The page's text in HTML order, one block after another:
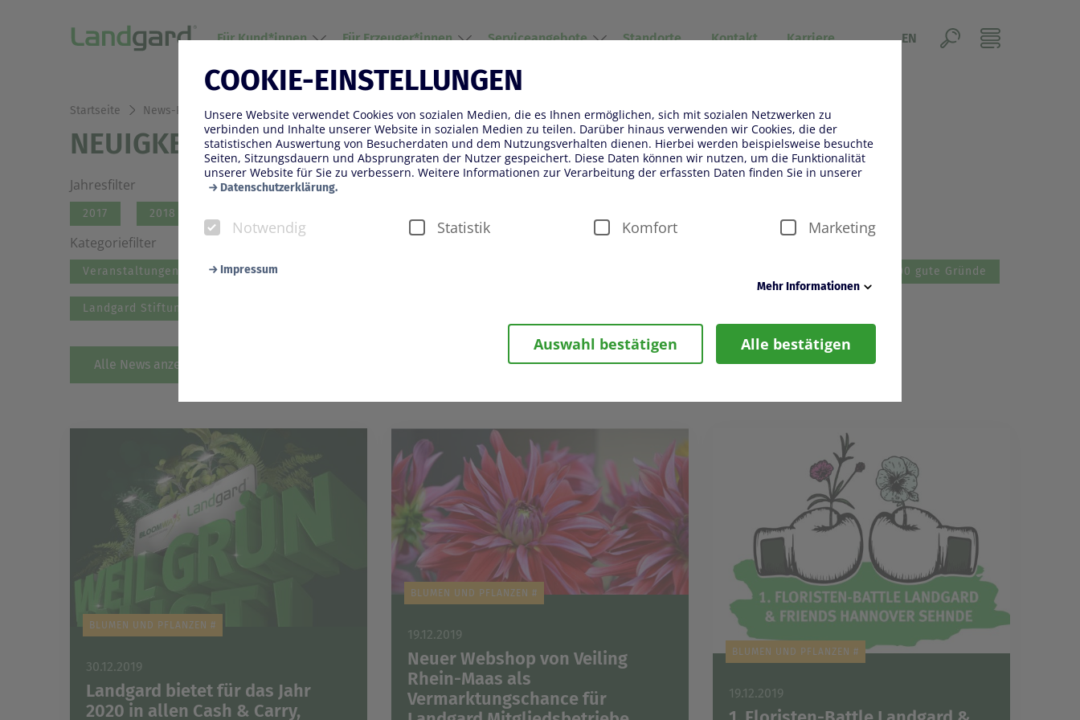
COOKIE-EINSTELLUNGEN
Unsere Website verwendet Cookies von sozialen Medien, die es Ihnen ermöglichen, sich mit sozialen Netzwerken zu
verbinden und Inhalte unserer Website in sozialen Medien zu teilen. Darüber hinaus verwenden wir Cookies, die der
statistischen Auswertung von Besucherdaten und dem Nutzungsverhalten dienen. Hierbei werden beispielsweise besuchte
Seiten, Sitzungsdauern und Absprungraten der Nutzer gespeichert. Diese Daten können wir nutzen, um die Funktionalität
unserer Website für Sie zu verbessern. Weitere Informationen zur Verarbeitung der erfassten Daten finden Sie in unserer
Datenschutzerklärung.
Notwendig Statistik Komfort Marketing
Impressum
Mehr Informationen
Diese Cookies werden zur Gewährleistung von Sicherheitsfunktionalitäten verwendet, die für den reibungslosen Betrieb der
Seite benötigt werden. Darunter fällt beispielsweise die Speicherung Ihrer Einstellung für das „eingeloggt bleiben“, damit
wir Ihnen bei einem erneuten Besuch der Seite eine schnellere Nutzung unserer Dienste ermöglichen können.
Wir erfassen in bestimmten zeitlichen Abständen anonymisierte Daten und Statistiken, um unsere Dienste und Angebote
bestimmter Inhalte auf unsere Seitenbesucher nachvollziehen zu können.
Komfort
Diese Cookies helfen uns, Ihnen die Bedienung unserer Seiten zu erleichtern. So können wir beispielsweise
Suchergebnisse, Suchbegriffe oder Webseiten-Einstellungen temporär speichern und Ihnen diese bei einem erneuten
Besuch der Seite schnell wieder zur Verfügung stellen.
Marketing
Wir verwenden Cookies für Personalisierung, um Ihnen Inhalte anzuzeigen, die relevanter für Sie sind. So können wir Ihnen
beispielweise Angebote präsentieren, die genau auf Ihr bisheriges Suchverhalten zugeschnitten sind.
Auswahl bestätigen Alle bestätigen
Für Kund*innen Für Erzeuger*innen Serviceangebote Standorte Kontakt Karriere EN
Startseite News-Presse
NEUIGKEITEN
Jahresfilter
2017 2018
Kategoriefilter
Veranstaltungen Konzern 1000 gute Gründe
Landgard Stiftung
Alle News anzeigen
BLUMEN UND PFLANZEN #
30.12.2019
Landgard bietet für das Jahr
2020 in allen Cash & Carry,
BLUMEN UND PFLANZEN #
19.12.2019
Neuer Webshop von Veiling
Rhein-Maas als
Vermarktungschance für
BLUMEN UND PFLANZEN #
19.12.2019